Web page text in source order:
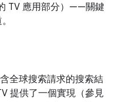
TV 應用部分）——關鍵
全球搜索請求的搜索結
提供了一個實現（參見